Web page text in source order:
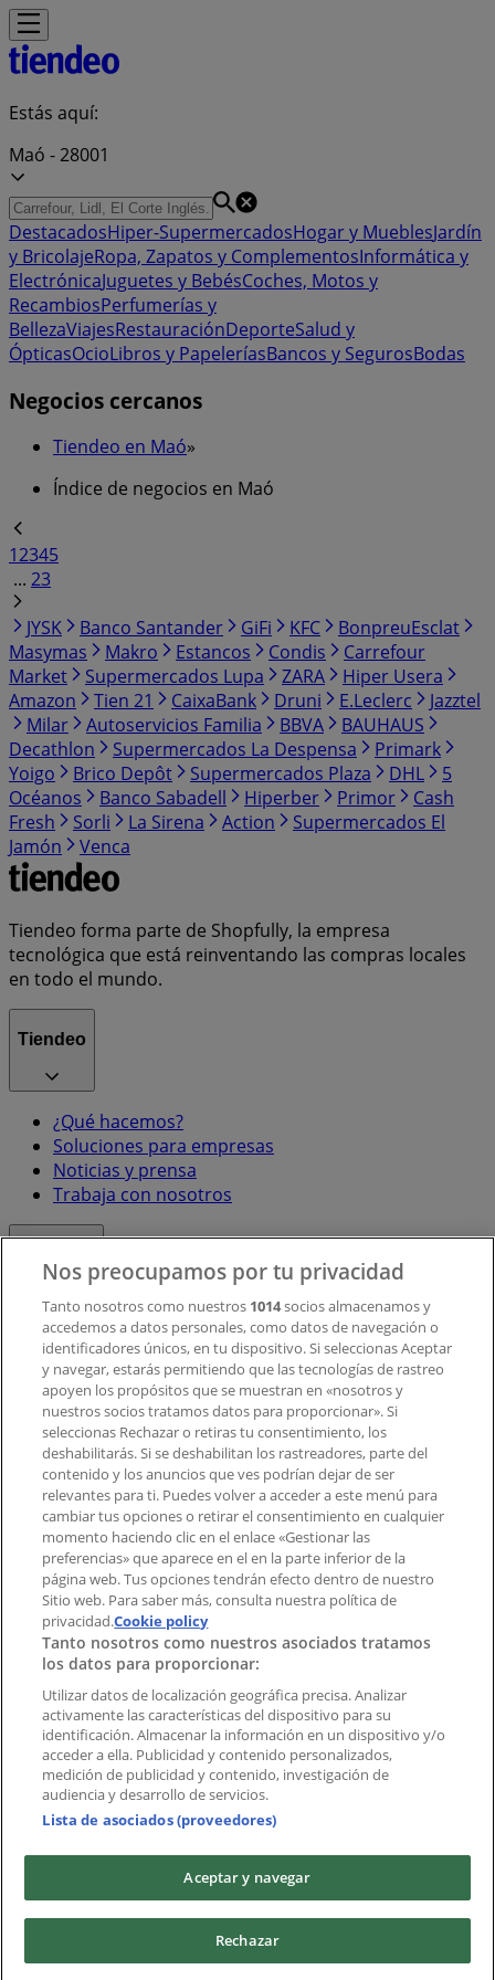
Estás aquí:
Maó - 28001
DestacadosHiper-SupermercadosHogar y MueblesJardín
y BricolajeRopa, Zapatos y ComplementosInformática y
ElectrónicaJuguetes y BebésCoches, Motos y
RecambiosPerfumerías y
BellezaViajesRestauraciónDeporteSalud y
ÓpticasOcioLibros y PapeleríasBancos y SegurosBodas
Negocios cercanos
Tiendeo en Maó»
Índice de negocios en Maó
12345
... 23
JYSK
Banco Santander GiFi KFC
BonpreuEsclat
Masymas
Makro Estancos Condis
Carrefour
Market
Supermercados Lupa ZARA
Hiper Usera
Amazon
Tien 21 CaixaBank Druni E.Leclerc
Jazztel
Milar
Autoservicios Familia BBVA
BAUHAUS
Decathlon
Supermercados La Despensa
Primark
Yoigo
Brico Depôt Supermercados Plaza DHL
5
Océanos
Banco Sabadell Hiperber Primor
Cash
Fresh
Sorli La Sirena Action
Supermercados El
Jamón
Venca
Tiendeo forma parte de Shopfully, la empresa
tecnológica que está reinventando las compras locales
en todo el mundo.
Tiendeo
¿Qué hacemos?
Soluciones para empresas
Noticias y prensa
Trabaja con nosotros
Contacto comercial y de marketing
Tienda mal colocada en el mapa
Notificar un folleto
¿Encontraste un problema en la web o en la
aplicación?
Índices
Marcas
Marcas locales
Negocios
Negocios cercanos
Productos
Productos locales
Ciudades
Descargar la APP Tiendeo
Copyright © Tiendeo ® 2026 · Shopfully Marketing S.L.U. –
Nos preocupamos por tu privacidad
Tanto nosotros como nuestros 1014socios almacenamos y
accedemos a datos personales, como datos de navegación o
identificadores únicos, en tu dispositivo. Si seleccionas Aceptar
y navegar, estarás permitiendo que las tecnologías de rastreo
apoyen los propósitos que se muestran en «nosotros y
nuestros socios tratamos datos para proporcionar». Si
seleccionas Rechazar o retiras tu consentimiento, los
deshabilitarás. Si se deshabilitan los rastreadores, parte del
contenido y los anuncios que ves podrían dejar de ser
relevantes para ti. Puedes volver a acceder a este menú para
cambiar tus opciones o retirar el consentimiento en cualquier
momento haciendo clic en el enlace «Gestionar las
preferencias» que aparece en el en la parte inferior de la
página web. Tus opciones tendrán efecto dentro de nuestro
Sitio web. Para saber más, consulta nuestra política de
privacidad.Cookie policy
Tanto nosotros como nuestros asociados tratamos
los datos para proporcionar:
Utilizar datos de localización geográfica precisa. Analizar
activamente las características del dispositivo para su
identificación. Almacenar la información en un dispositivo y/o
acceder a ella. Publicidad y contenido personalizados,
medición de publicidad y contenido, investigación de
audiencia y desarrollo de servicios.
Lista de asociados (proveedores)
Aceptar y navegar
Rechazar